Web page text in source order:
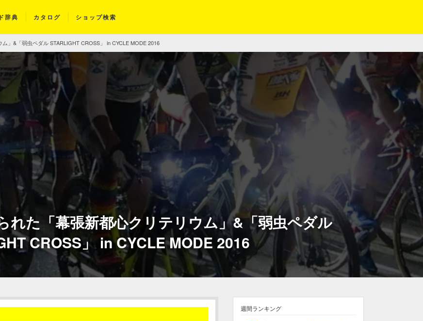
辞典 カタログ ショップ検索
」&「弱虫ペダル STARLIGHT CROSS」 in CYCLE MODE 2016
れた「幕張新都心クリテリウム」&「弱虫ペダル
CROSS」 in CYCLE MODE 2016
週間ランキング